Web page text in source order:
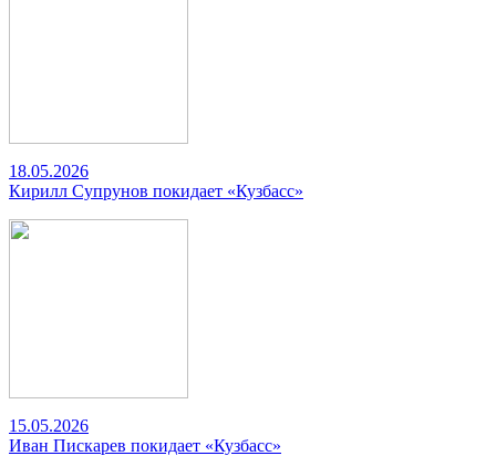
18.05.2026
Кирилл Супрунов покидает «Кузбасс»
15.05.2026
Иван Пискарев покидает «Кузбасс»